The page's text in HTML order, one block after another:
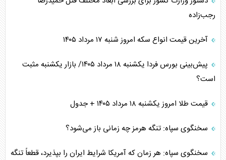
رجب‌زاده
آخرین قیمت انواع سکه امروز شنبه ۱۷ مرداد ۱۴۰۵
پیش‌بینی بورس فردا یکشنبه ۱۸ مرداد ۱۴۰۵/ بازار یکشنبه مثبت
است؟
قیمت طلا امروز یکشنبه ۱۸ مرداد ۱۴۰۵ + جدول
سخنگوی سپاه: تنگه هرمز چه زمانی باز می‌شود؟
سخنگوی سپاه: هر زمان که آمریکا شرایط ایران را بپذیرد، قطعاً تنگه